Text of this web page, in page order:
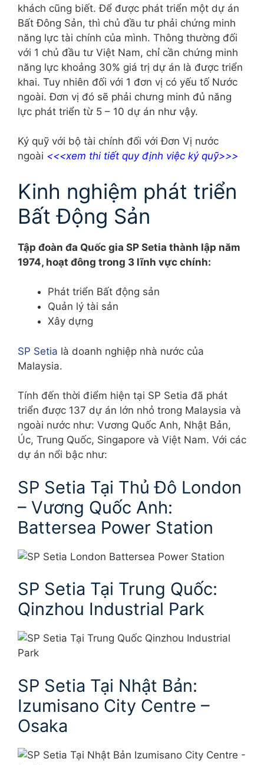
khách cũng biết. Để được phát triển một dự án
Bất Đông Sản, thì chủ đầu tư phải chứng minh
năng lực tài chính của mình. Thông thường đối
với 1 chủ đầu tư Việt Nam, chỉ cần chứng minh
năng lực khoảng 30% giá trị dự án là được triển
khai. Tuy nhiên đối với 1 đơn vị có yếu tố Nước
ngoài. Đơn vị đó sẽ phải chưng minh đủ năng
lực phát triển từ 5 – 10 dự án như vậy.
Ký quỹ với bộ tài chính đối với Đơn Vị nước
ngoài <<<xem thi tiết quy định việc ký quỹ>>>
Kinh nghiệm phát triển
Bất Động Sản
Tập đoàn đa Quốc gia SP Setia thành lập năm
1974, hoạt đông trong 3 lĩnh vực chính:
Phát triển Bất động sản
Quản lý tài sản
Xây dựng
SP Setia là doanh nghiệp nhà nước của
Malaysia.
Tính đến thời điểm hiện tại SP Setia đã phát
triển được 137 dự án lớn nhỏ trong Malaysia và
ngoài nước như: Vương Quốc Anh, Nhật Bản,
Úc, Trung Quốc, Singapore và Việt Nam. Với các
dự án nổi bậc như:
SP Setia Tại Thủ Đô London
– Vương Quốc Anh:
Battersea Power Station
SP Setia Tại Trung Quốc:
Qinzhou Industrial Park
SP Setia Tại Nhật Bản:
Izumisano City Centre –
Osaka